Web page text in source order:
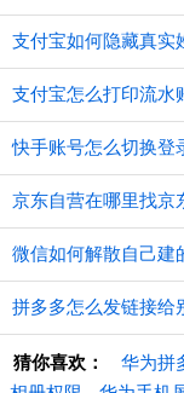
支付宝如何隐藏真实
支付宝怎么打印流水
快手账号怎么切换登
京东自营在哪里找京
微信如何解散自己建
拼多多怎么发链接给
猜你喜欢：
华为拼